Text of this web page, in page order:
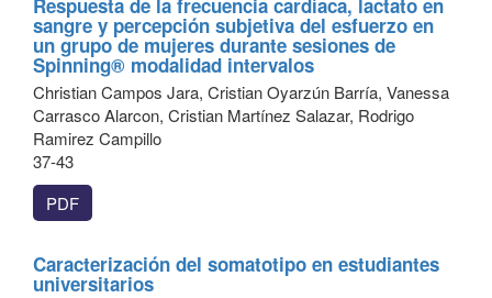
Respuesta de la frecuencia cardíaca, lactato en
sangre y percepción subjetiva del esfuerzo en
un grupo de mujeres durante sesiones de
Spinning® modalidad intervalos
Christian Campos Jara, Cristian Oyarzún Barría, Vanessa
Carrasco Alarcon, Cristian Martínez Salazar, Rodrigo
Ramirez Campillo
37-43
PDF
Caracterización del somatotipo en estudiantes
universitarios